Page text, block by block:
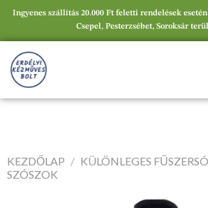
Ingyenes szállítás 20.000 Ft feletti rendelések
Csepel, Pesterzsébet, Soroksár
KEZDŐLAP / KÜLÖNLEGES
SZÓSZOK